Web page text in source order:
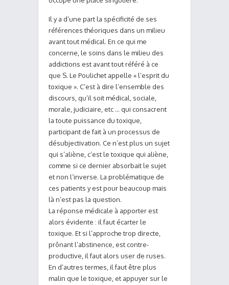
Il y a d’une part la spécificité de ses
références théoriques dans un milieu
avant tout médical. En ce qui me
concerne, le soins dans le milieu des
addictions est avant tout référé à ce
que S. Le Poulichet appelle « l’esprit du
toxique ». C’est à dire l’ensemble des
discours, qu’il soit médical, sociale,
morale, judiciaire, etc … qui consacrent
la toute puissance du toxique,
participant de fait à un processus de
désubjectivation. Ce n’est plus un sujet
qui s’aliène, c’est le toxique qui aliène,
comme si ce dernier absorbait le sujet
et non l’inverse. La problématique de
ces patients y est pour beaucoup mais
là n’est pas la question.
La réponse médicale à apporter est
alors évidente : il faut écarter le
toxique. Et si l’approche trop directe,
prônant l’abstinence, est contre-
productive, il faut alors user de ruses.
En d’autres termes, il faut être plus
malin que le toxique, et appuyer sur le